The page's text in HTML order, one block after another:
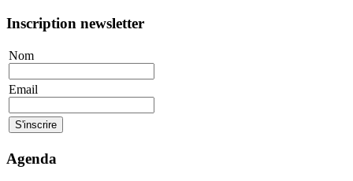
Inscription newsletter
Nom
Email
Agenda